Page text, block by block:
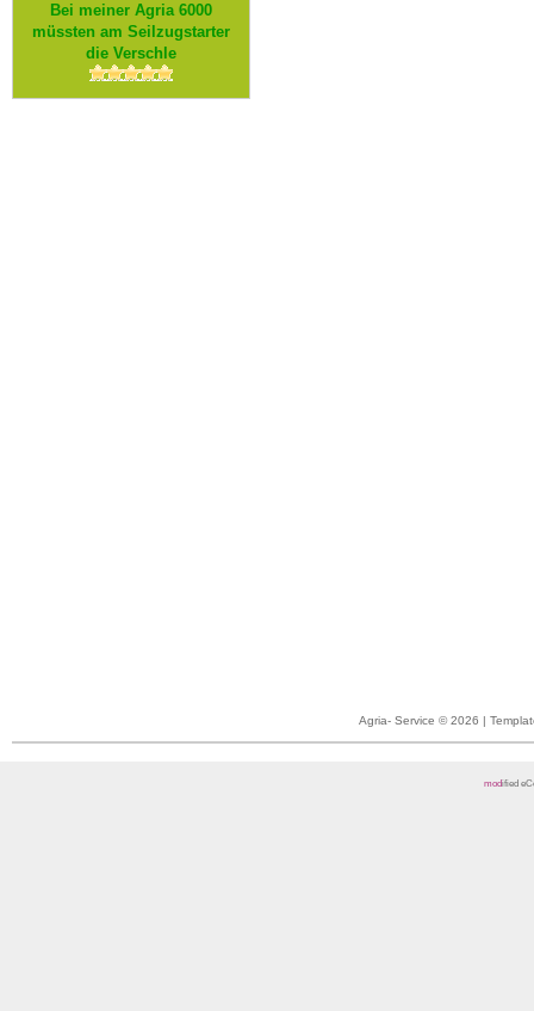
Bei meiner Agria 6000
müssten am Seilzugstarter
die Verschle
Agria- Service © 2026 |
modified